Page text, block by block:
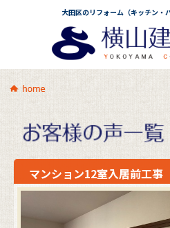
大田区のリフォーム（キッチン・
マンション12室入居前工事